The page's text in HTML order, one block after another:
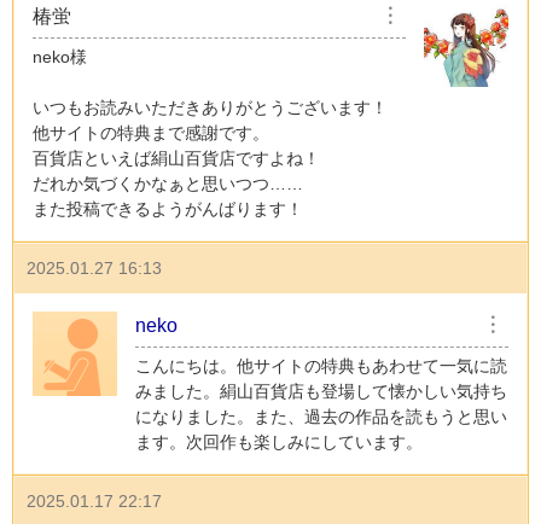
椿蛍 ︙
neko様
いつもお読みいただきありがとうございます！
他サイトの特典まで感謝です。
百貨店といえば絹山百貨店ですよね！
だれか気づくかなぁと思いつつ……
また投稿できるようがんばります！
2025.01.27 16:13
neko ︙
こんにちは。他サイトの特典もあわせて一気に読
みました。絹山百貨店も登場して懐かしい気持ち
になりました。また、過去の作品を読もうと思い
ます。次回作も楽しみにしています。
2025.01.17 22:17